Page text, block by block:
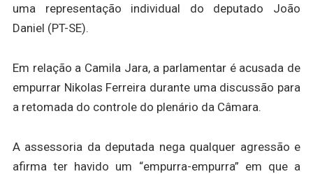
uma representação individual do deputado João
Daniel (PT-SE).
Em relação a Camila Jara, a parlamentar é acusada de
empurrar Nikolas Ferreira durante uma discussão para
a retomada do controle do plenário da Câmara.
A assessoria da deputada nega qualquer agressão e
afirma ter havido um “empurra-empurra” em que a